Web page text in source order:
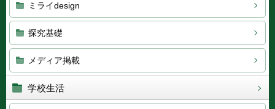
ミライdesign
探究基礎
メディア掲載
学校生活